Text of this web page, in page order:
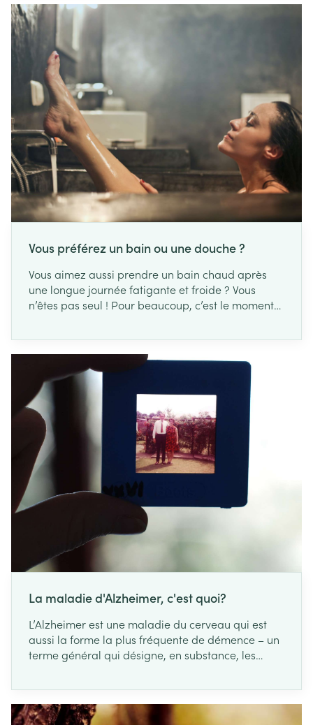
Vous préférez un bain ou une douche ?
Vous aimez aussi prendre un bain chaud après
une longue journée fatigante et froide ? Vous
n’êtes pas seul ! Pour beaucoup, c’est le moment
quel est le meilleur pour votre peau : le bain ou la
La maladie d'Alzheimer, c'est quoi?
L’Alzheimer est une maladie du cerveau qui est
aussi la forme la plus fréquente de démence – un
terme général qui désigne, en substance, les
excès de certaines protéines, ce qui se solde par
des problèmes dont les premiers sont